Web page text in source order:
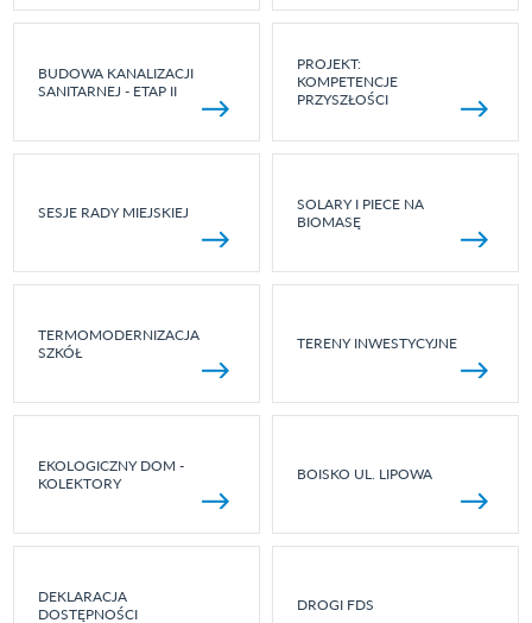
BUDOWA KANALIZACJI
SANITARNEJ - ETAP II
PROJEKT:
KOMPETENCJE
PRZYSZŁOŚCI
SESJE RADY MIEJSKIEJ
SOLARY I PIECE NA
BIOMASĘ
TERMOMODERNIZACJA
SZKÓŁ
TERENY INWESTYCYJNE
EKOLOGICZNY DOM -
KOLEKTORY
BOISKO UL. LIPOWA
DEKLARACJA
DOSTĘPNOŚCI
DROGI FDS